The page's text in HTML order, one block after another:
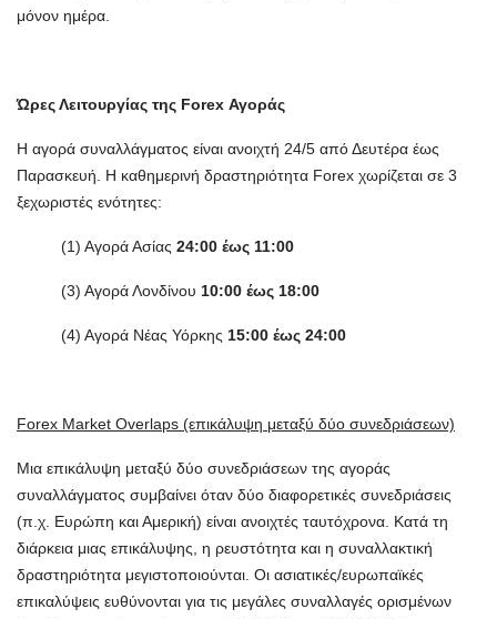
μόνον ημέρα.
Ώρες Λειτουργίας της Forex Αγοράς
Η αγορά συναλλάγματος είναι ανοιχτή 24/5 από Δευτέρα έως
Παρασκευή. Η καθημερινή δραστηριότητα Forex χωρίζεται σε 3
ξεχωριστές ενότητες:
(1) Αγορά Ασίας 24:00 έως 11:00
(3) Αγορά Λονδίνου 10:00 έως 18:00
(4) Αγορά Νέας Υόρκης 15:00 έως 24:00
Forex Market Overlaps (επικάλυψη μεταξύ δύο συνεδριάσεων)
Μια επικάλυψη μεταξύ δύο συνεδριάσεων της αγοράς
συναλλάγματος συμβαίνει όταν δύο διαφορετικές συνεδριάσεις
(π.χ. Ευρώπη και Αμερική) είναι ανοιχτές ταυτόχρονα. Κατά τη
διάρκεια μιας επικάλυψης, η ρευστότητα και η συναλλακτική
δραστηριότητα μεγιστοποιούνται. Οι ασιατικές/ευρωπαϊκές
επικαλύψεις ευθύνονται για τις μεγάλες συναλλαγές ορισμένων